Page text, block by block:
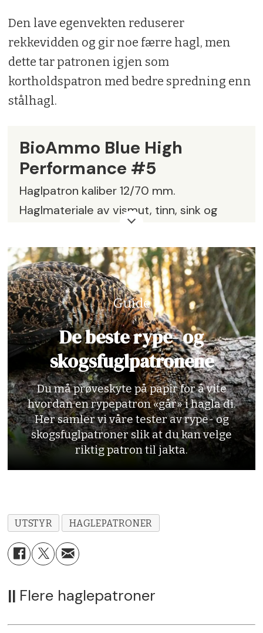
Den lave egenvekten reduserer
rekkevidden og gir noe færre hagl, men
dette tar patronen igjen som
kortholdspatron med bedre spredning enn
stålhagl.
BioAmmo Blue High
Performance #5
Haglpatron kaliber 12/70 mm.
Haglmateriale av vismut, tinn, sink og
også i en mildere «standard
performance»-ladning for full
trangboring.
Egenvekt:ca. 5,9 g pr. cm3
Haglevekt:27 g
Diameter:3,12 mm i snitt (nr. 5)
Antatt hagl:260 pr. patron (nr. 5)
Hylse:70 mm i plantebasert biopolymer
med 17 mm høy base. haglkopp i samme
Pris:kr 8,36 pr. stk
Leverandør:
Guide
De beste rype- og
skogsfuglpatronene
Du må prøveskyte på papir for å vite
hvordan en rypepatron «går» i hagla di.
Her samler vi våre tester av rype- og
skogsfuglpatroner slik at du kan velge
riktig patron til jakta.
UTSTYR HAGLEPATRONER
|| Flere haglepatroner